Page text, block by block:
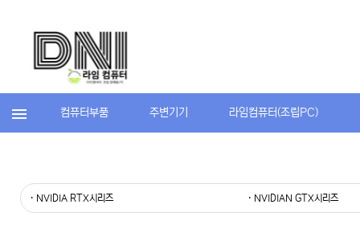
컴퓨터부품 주변기기 라임컴퓨터(조립PC)
· NVIDIA RTX시리즈 · NVIDIAN GTX시리즈